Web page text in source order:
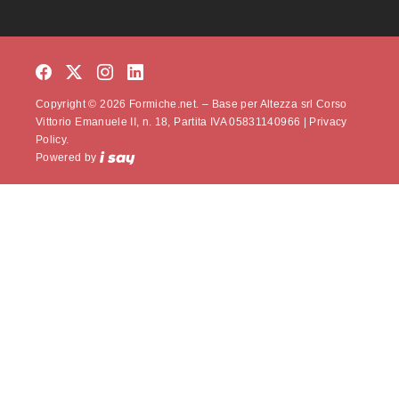
Copyright © 2026 Formiche.net. – Base per Altezza srl Corso
Vittorio Emanuele II, n. 18, Partita IVA 05831140966 | Privacy
Policy.
Powered by